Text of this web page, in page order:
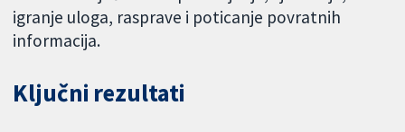
igranje uloga, rasprave i poticanje povratnih
informacija.
Ključni rezultati